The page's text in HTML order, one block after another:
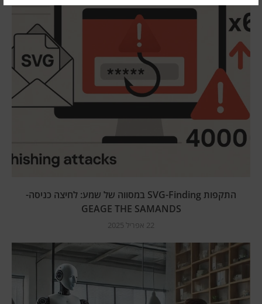
התקפות SVG-Finding במסווה של שמע: לחיצה כניסה-
GEAGE THE SAMANDS
22 אפריל 2025